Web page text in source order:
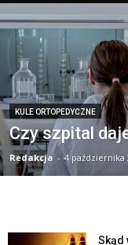
KULE ORTOPEDYCZNE
Czy szpital
Redakcja - 4 października
Skąd